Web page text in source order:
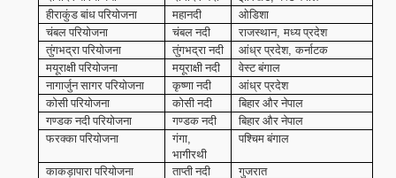
हीराकुंड बांध परियोजना
महानदी
ओडिशा
चंबल परियोजना
चंबल नदी राजस्थान,मध्य प्रदेश
तुंगभद्रा परियोजना
तुंगभद्रा नदी आंध्र प्रदेश,कर्नाटक
मयूराक्षी परियोजना
मयूराक्षी नदी
वेस्ट बंगाल
नागार्जुन सागर परियोजना
कृष्णा नदी
आंध्र प्रदेश
कोसी परियोजना
कोसी नदी
बिहार और नेपाल
गण्डक नदी परियोजना
गण्डक नदी
बिहार और नेपाल
फरक्का परियोजना
गंगा,
भागीरथी
पश्चिम बंगाल
काकड़ापारा परियोजना ताप्ती नदी
गुजरात